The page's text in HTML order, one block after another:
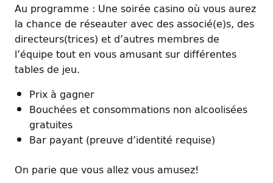
Au programme : Une soirée casino où vous aurez
la chance de réseauter avec des associé(e)s, des
directeurs(trices) et d’autres membres de
l’équipe tout en vous amusant sur différentes
tables de jeu.
Prix à gagner
Bouchées et consommations non alcoolisées
gratuites
Bar payant (preuve d’identité requise)
On parie que vous allez vous amusez!